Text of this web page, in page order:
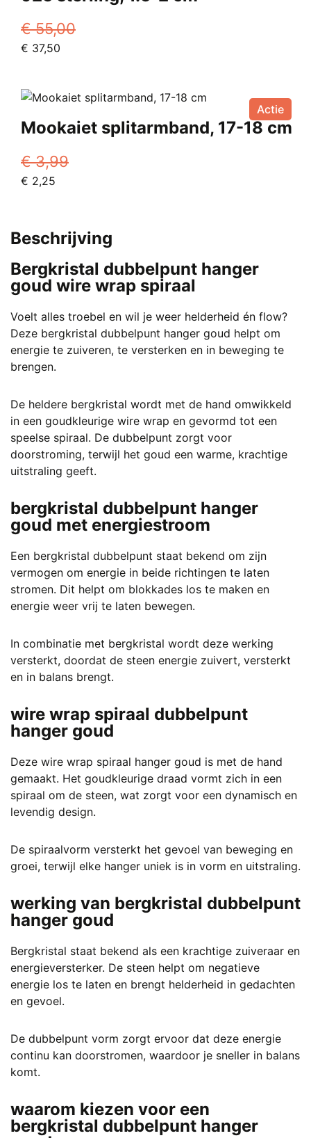
€55,00
Oorspronkelijke
€ 55,00.
€ 37,50
€ 37,50.
Actie
Mookaiet splitarmband, 17-18 cm
€3,99
Oorspronkelijke
€ 3,99.
€ 2,25
€ 2,25.
Beschrijving
Bergkristal dubbelpunt hanger
goud wire wrap spiraal
Voelt alles troebel en wil je weer helderheid én flow?
Deze bergkristal dubbelpunt hanger goud helpt om
energie te zuiveren, te versterken en in beweging te
brengen.
De heldere bergkristal wordt met de hand omwikkeld
in een goudkleurige wire wrap en gevormd tot een
speelse spiraal. De dubbelpunt zorgt voor
doorstroming, terwijl het goud een warme, krachtige
uitstraling geeft.
bergkristal dubbelpunt hanger
goud met energiestroom
Een bergkristal dubbelpunt staat bekend om zijn
vermogen om energie in beide richtingen te laten
stromen. Dit helpt om blokkades los te maken en
energie weer vrij te laten bewegen.
In combinatie met bergkristal wordt deze werking
versterkt, doordat de steen energie zuivert, versterkt
en in balans brengt.
wire wrap spiraal dubbelpunt
hanger goud
Deze wire wrap spiraal hanger goud is met de hand
gemaakt. Het goudkleurige draad vormt zich in een
spiraal om de steen, wat zorgt voor een dynamisch en
levendig design.
De spiraalvorm versterkt het gevoel van beweging en
groei, terwijl elke hanger uniek is in vorm en uitstraling.
werking van bergkristal dubbelpunt
hanger goud
Bergkristal staat bekend als een krachtige zuiveraar en
energieversterker. De steen helpt om negatieve
energie los te laten en brengt helderheid in gedachten
en gevoel.
De dubbelpunt vorm zorgt ervoor dat deze energie
continu kan doorstromen, waardoor je sneller in balans
komt.
waarom kiezen voor een
bergkristal dubbelpunt hanger